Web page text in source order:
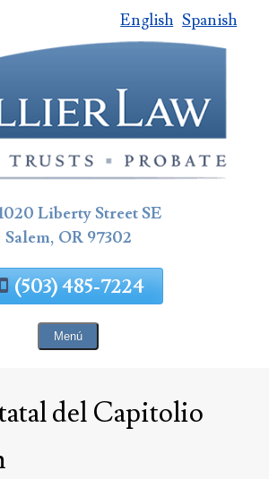
English Spanish
Liberty Street SE
Salem, OR 97302
(503) 485-7224
Menú
del Capitolio